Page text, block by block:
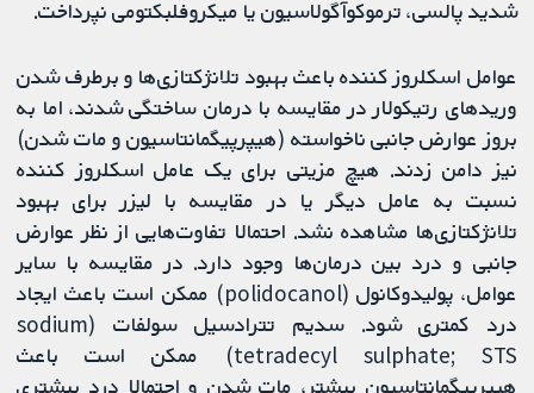
شدید پالسی، ترموکوآگولاسیون یا میکروفلبکتومی نپرداخت.
عوامل اسکلروز کننده باعث بهبود تلانژکتازی‌ها و برطرف شدن
وریدهای رتیکولار در مقایسه با درمان ساختگی شدند، اما به
بروز عوارض جانبی ناخواسته (هیپرپیگمانتاسیون و مات شدن)
نیز دامن زدند. هیچ مزیتی برای یک عامل اسکلروز کننده
نسبت به عامل دیگر یا در مقایسه با لیزر برای بهبود
تلانژکتازی‌ها مشاهده نشد. احتمالا تفاوت‌هایی از نظر عوارض
جانبی و درد بین درمان‌ها وجود دارد. در مقایسه با سایر
عوامل، پولیدوکانول (polidocanol) ممکن است باعث ایجاد
درد کمتری شود. سدیم تترادسیل سولفات (sodium
tetradecyl sulphate; STS) ممکن است باعث
هیپرپیگمانتاسیون بیشتر، مات شدن و احتمالا درد بیشتری